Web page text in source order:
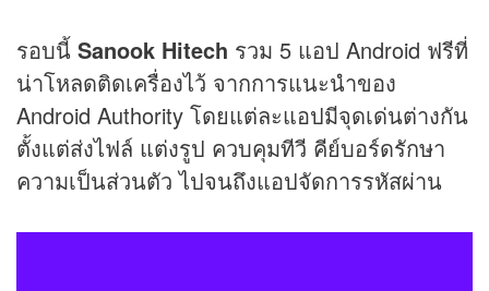
รอบนี้ Sanook Hitech รวม 5 แอป Android ฟรีที่
น่าโหลดติดเครื่องไว้ จากการแนะนำของ
Android Authority โดยแต่ละแอปมีจุดเด่นต่างกัน
ตั้งแต่ส่งไฟล์ แต่งรูป ควบคุมทีวี คีย์บอร์ดรักษา
ความเป็นส่วนตัว ไปจนถึงแอปจัดการรหัสผ่าน